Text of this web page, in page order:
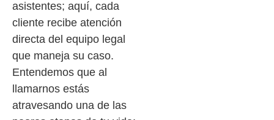
asistentes; aquí, cada
cliente recibe atención
directa del equipo legal
que maneja su caso.
Entendemos que al
llamarnos estás
atravesando una de las